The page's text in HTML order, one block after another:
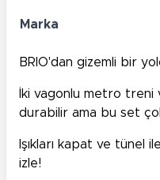
Marka
BRIO'dan gizemli bir
İki vagonlu metro
durabilir ama bu set
Işıkları kapat ve tünel ile
izle!